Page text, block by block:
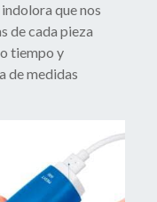
que nos
de cada pieza
tiempo y
de medidas